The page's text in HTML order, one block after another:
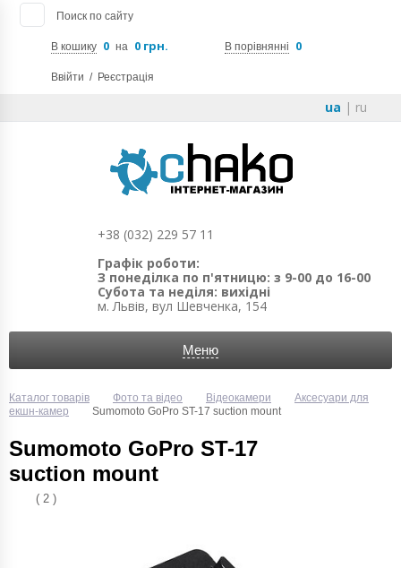
Поиск по сайту
В кошику 0 на 0 грн. В порівнянні 0
Ввійти / Реєстрація
ua | ru
+38 (032) 229 57 11
Графік роботи:
З понеділка по п'ятницю: з 9-00 до 16-00
Субота та неділя: вихідні
м. Львів, вул Шевченка, 154
Меню
Каталог товарів Фото та відео Відеокамери
Аксесуари для
екшн-камер
Sumomoto GoPro ST-17 suction mount
Sumomoto GoPro ST-17
suction mount
( 2 )